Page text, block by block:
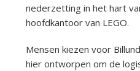
nederzetting in het hart
hoofdkantoor van LEGO.
Mensen kiezen voor
hier ontworpen om de